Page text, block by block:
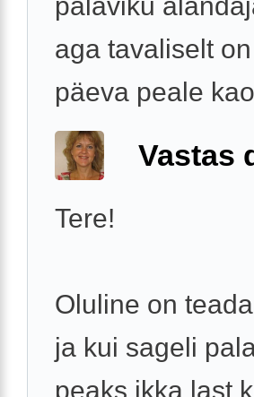
aga tavaliselt
päeva peale
Vastas
Tere!
Oluline on
ja kui sageli
peaks ikka last